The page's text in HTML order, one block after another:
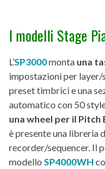
I modelli Stage
L’SP3000monta una
impostazioni per
preset timbrici e una
automatico con 50
una wheel per il Pitch
è presente una libreria
recorder/sequencer. Il
modello SP4000WH